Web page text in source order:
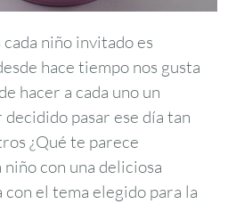
niño invitado es
hace tiempo nos gusta
hacer a cada uno un
pasar ese día tan
¿Qué te parece
con una deliciosa
el tema elegido para la